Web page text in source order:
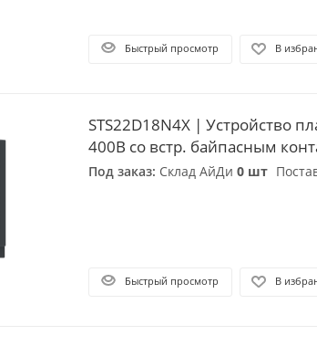
Быстрый просмотр В
STS22D18N4X | Устройство
400В со встр. байпасным
Под заказ: Склад АйДи 0 шт
Быстрый просмотр В